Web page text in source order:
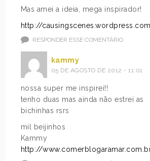
Mas amei a ideia, mega inspirador!
http://causingscenes.wordpress.com
RESPONDER ESSE COMENTÁRIO
kammy
05 DE AGOSTO DE 2012 - 11:01
nossa super me inspirei!!
tenho duas mas ainda não estrei as
bichinhas rsrs
mil beijinhos
Kammy
http://